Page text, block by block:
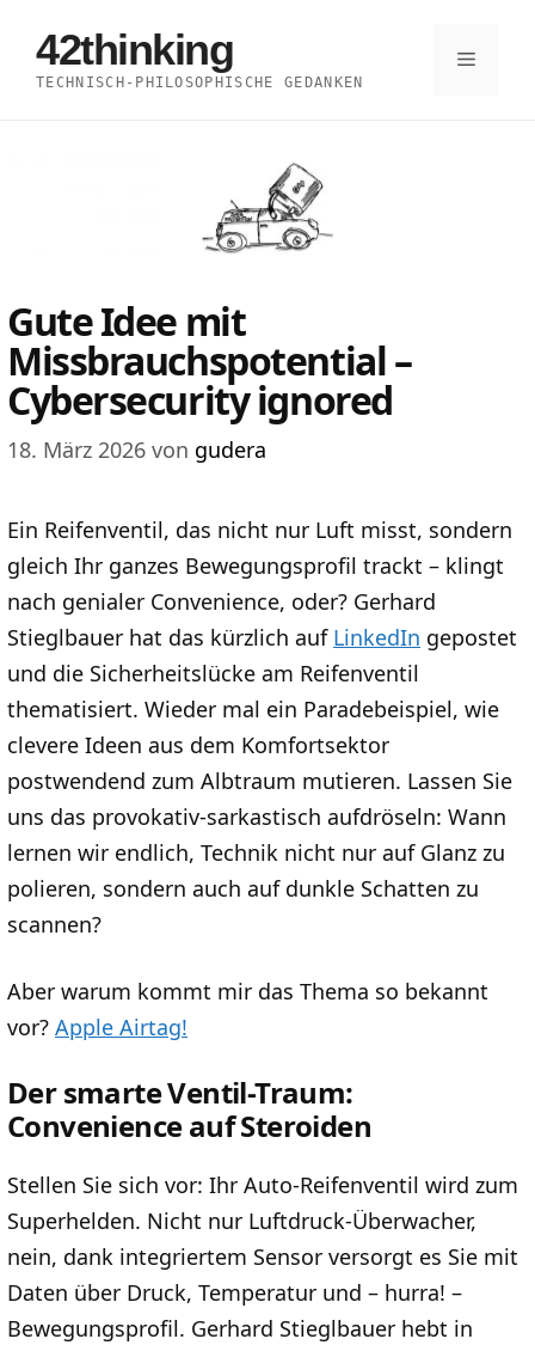
Inhalt
springen
42thinking
TECHNISCH-PHILOSOPHISCHE GEDANKEN
Menü
Gute Idee mit
Missbrauchspotential –
Cybersecurity ignored
18. März 2026 von gudera
Ein Reifenventil, das nicht nur Luft misst, sondern
gleich Ihr ganzes Bewegungsprofil trackt – klingt
nach genialer Convenience, oder? Gerhard
Stieglbauer hat das kürzlich auf LinkedIn gepostet
und die Sicherheitslücke am Reifenventil
thematisiert. Wieder mal ein Paradebeispiel, wie
clevere Ideen aus dem Komfortsektor
postwendend zum Albtraum mutieren. Lassen Sie
uns das provokativ-sarkastisch aufdröseln: Wann
lernen wir endlich, Technik nicht nur auf Glanz zu
polieren, sondern auch auf dunkle Schatten zu
scannen?
Aber warum kommt mir das Thema so bekannt
vor? Apple Airtag!
Der smarte Ventil-Traum:
Convenience auf Steroiden
Stellen Sie sich vor: Ihr Auto-Reifenventil wird zum
Superhelden. Nicht nur Luftdruck-Überwacher,
nein, dank integriertem Sensor versorgt es Sie mit
Daten über Druck, Temperatur und – hurra! –
Bewegungsprofil. Gerhard Stieglbauer hebt in